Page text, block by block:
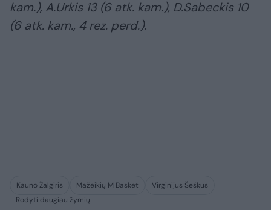
kam.), A.Urkis 13 (6 atk. kam.), D.Sabeckis 10
(6 atk. kam., 4 rez. perd.).
Kauno Žalgiris Mažeikių M Basket
Virginijus Šeškus
Rodyti daugiau žymių